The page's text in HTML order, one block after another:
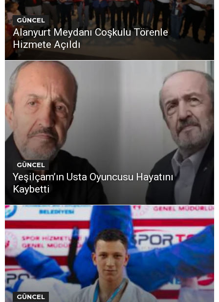
GÜNCEL
Alanyurt Meydanı Coşkulu Törenle
Hizmete Açıldı
GÜNCEL
Yeşilçam’ın Usta Oyuncusu Hayatını
Kaybetti
GÜNCEL